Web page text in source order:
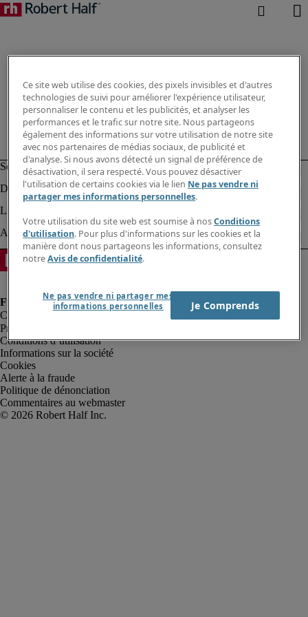
Protection des données personnelles
Conditions d’utilisation
Informations sur la société
Cookies
Alerte à la fraude
Politique de dénonciation
Commentaires au webmaster
Ce site web utilise des cookies, des pixels invisibles et d'autres
technologies de suivi pour améliorer l'expérience utilisateur,
personnaliser le contenu et les publicités, et analyser les
performances et le trafic sur notre site. Nous partageons
également des informations sur votre utilisation de notre site
avec nos partenaires de médias sociaux, de publicité et
d'analyse. Si nous avons détecté un signal de préférence de
désactivation, il sera respecté. Vous pouvez désactiver
l'utilisation de certains cookies via le lien Ne pas vendre ni
partager mes informations personnelles.
Votre utilisation du site web est soumise à nosConditions
d'utilisation. Pour plus d'informations sur les cookies et la
manière dont nous partageons les informations, consultez
notreAvis de confidentialité.
Ne pas vendre ni partager mes
informations personnelles
Je Comprends